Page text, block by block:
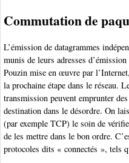
Commutation de
L’émission de datagrammes
munis de leurs adresses
Pouzin mise en œuvre par
la prochaine étape dans le réseau.
transmission peuvent emprunter
destination dans le désordre. On
(par exemple TCP) le soin de
de les mettre dans le bon ordre.
protocoles dits « connectés », tels